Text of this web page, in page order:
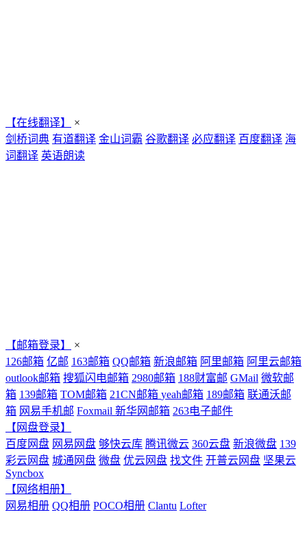
【在线翻译】
×
剑桥词典 有道翻译 金山词霸 谷歌翻译 必应翻译 百度翻译 海
词翻译 英语朗读
【邮箱登录】
×
126邮箱 亿邮 163邮箱 QQ邮箱 新浪邮箱 阿里邮箱 阿里云邮箱
outlook邮箱 搜狐闪电邮箱 2980邮箱 188财富邮 GMail 微软邮
箱 139邮箱 TOM邮箱 21CN邮箱 yeah邮箱 189邮箱 联通沃邮
箱 网易手机邮 Foxmail 新华网邮箱 263电子邮件
【网盘登录】
百度网盘 网易网盘 够快云库 腾讯微云 360云盘 新浪微盘 139
彩云网盘 城通网盘 微盘 优云网盘 找文件 开普云网盘 坚果云
Syncbox
【网络相册】
网易相册 QQ相册 POCO相册 Clantu Lofter